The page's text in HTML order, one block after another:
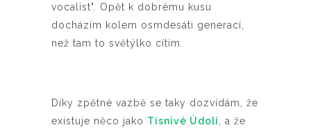
vocalist". Opět k dobrému kusu
docházím kolem osmdesáti generací,
než tam to světýlko cítím.
Díky zpětné vazbě se taky dozvídám, že
existuje něco jako Tísnivé Údolí , a že